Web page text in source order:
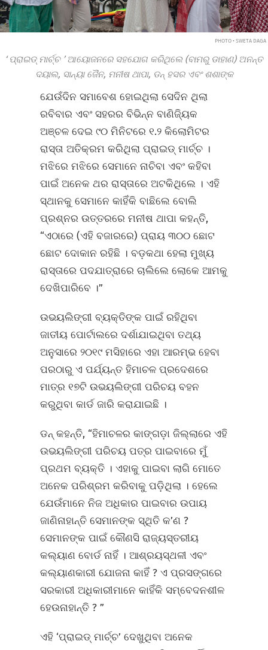
PHOTO • SWETA DAGA
‘ପ୍ରାଇଡ୍ ମାର୍ଚ୍ଚ ’ଆୟୋଜନରେ ସହଯୋଗ କରିଥିଲେ (ବାମରୁ ଡାହାଣ) ଅନନ୍ତ
ଦୟାଲ, ସାନ୍ୟା ଜୈନ, ମନୀଷ ଥାପା, ଡନ୍ ହସର ଏବଂ ଶଶାଙ୍କ
ଯେଉଁଦିନ ସମାବେଶ ହୋଇଥିଲା ସେଦିନ ଥିଲା
ରବିବାର ଏବଂ ସହରର ବିଭିନ୍ନ ବାଣିଜ୍ୟିକ
ଅଞ୍ଚଳ ଦେଇ ୯୦ ମିନିଟରେ ୧.୨ କିଲୋମିଟର
ରାସ୍ତା ଅତିକ୍ରମ କରିଥିଲା ପ୍ରାଇଡ୍ ମାର୍ଚ୍ଚ ।
ମଝିରେ ମଝିରେ ସେମାନେ ନାଚିବା ଏବଂ କହିବା
ପାଇଁ ଅନେକ ଥର ରାସ୍ତାରେ ଅଟକିଥିଲେ । ଏହି
ସ୍ଥାନକୁ ସେମାନେ କାହିଁକି ବାଛିଲେ ବୋଲି
ପ୍ରଶ୍ନର ଉତ୍ତରରେ ମନୀଷ ଥାପା କହନ୍ତି,
“ଏଠାରେ (ଏହି ବଜାରରେ) ପ୍ରାୟ ୩୦୦ ଛୋଟ
ଛୋଟ ଦୋକାନ ରହିଛି । ବଡ଼କଥା ହେଲା ମୁଖ୍ୟ
ରାସ୍ତାରେ ପଦଯାତ୍ରାରେ ଚାଲିଲେ ଲୋକେ ଆମକୁ
ଦେଖିପାରିବେ ।”
ଉଭୟଲିଙ୍ଗୀ ବ୍ୟକ୍ତିଙ୍କ ପାଇଁ ରହିଥିବା
ଜାତୀୟ ପୋର୍ଟାଲରେ ଦର୍ଶାଯାଇଥିବା ତଥ୍ୟ
ଅନୁସାରେ ୨୦୧୯ ମସିହାରେ ଏହା ଆରମ୍ଭ ହେବା
ପରଠାରୁ ଏ ପର୍ଯ୍ୟନ୍ତ ହିମାଚଳ ପ୍ରଦେଶରେ
ମାତ୍ର ୧୭ଟି ଉଭୟଲିଙ୍ଗୀ ପରିଚୟ ବହନ
କରୁଥିବା କାର୍ଡ ଜାରି କରାଯାଇଛି ।
ଡନ୍ କହନ୍ତି, “ହିମାଚଳର କାଙ୍ଗଡ଼ା ଜିଲ୍ଲାରେ ଏହି
ଉଭୟଲିଙ୍ଗୀ ପରିଚୟ ପତ୍ର ପାଇବାରେ ମୁଁ
ପ୍ରଥମ ବ୍ୟକ୍ତି । ଏହାକୁ ପାଇବା ଲାଗି ମୋତେ
ଅନେକ ପରିଶ୍ରମ କରିବାକୁ ପଡ଼ିଥିଲା । ହେଲେ
ଯେଉଁମାନେ ନିଜ ଅଧିକାର ପାଇବାର ଉପାୟ
ଜାଣିନାହାନ୍ତି ସେମାନଙ୍କ ସ୍ଥିତି କ’ଣ ?
ସେମାନଙ୍କ ପାଇଁ କୌଣସି ରାଜ୍ୟସ୍ତରୀୟ
କଲ୍ୟାଣ ବୋର୍ଡ ନାହିଁ । ଆଶ୍ରୟସ୍ଥଳୀ ଏବଂ
କଲ୍ୟାଣକାରୀ ଯୋଜନା କାହିଁ ? ଏ ପ୍ରସଙ୍ଗରେ
ସରକାରୀ ଅଧିକାରୀମାନେ କାହିଁକି ସମ୍ବେଦନଶୀଳ
ହେଉନାହାନ୍ତି ? ”
ଏହି ‘ପ୍ରାଇଡ୍ ମାର୍ଚ୍ଚ’ ଦେଖୁଥିବା ଅନେକ